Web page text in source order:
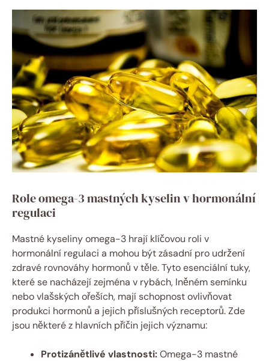
Role omega-3 mastných kyselin v hormonální
regulaci
Mastné kyseliny omega-3 hrají klíčovou roli v
hormonální regulaci a mohou být zásadní pro udržení
zdravé rovnováhy hormonů v těle. Tyto esenciální tuky,
které se nacházejí zejména v rybách, lněném semínku
nebo vlašských ořeších, mají schopnost ovlivňovat
produkci hormonů a jejich příslušných receptorů. Zde
jsou některé z hlavních příčin jejich významu:
Protizánětlivé vlastnosti:Omega-3 mastné